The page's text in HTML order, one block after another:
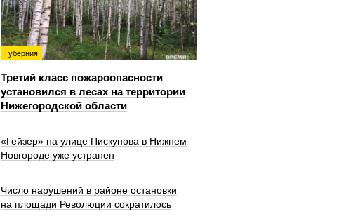
Губерния
Третий класс пожароопасности
установился в лесах на территории
Нижегородской области
«Гейзер» на улице Пискунова в Нижнем
Новгороде уже устранен
Число нарушений в районе остановки
на площади Революции сократилось